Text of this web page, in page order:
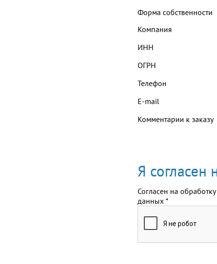
Форма собственности
Компания
ИНН
ОГРН
Телефон
E-mail
Комментарии к заказу
Я согласен
Согласен на обработку
данных *